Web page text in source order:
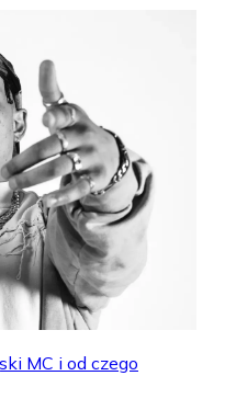
MC i od czego